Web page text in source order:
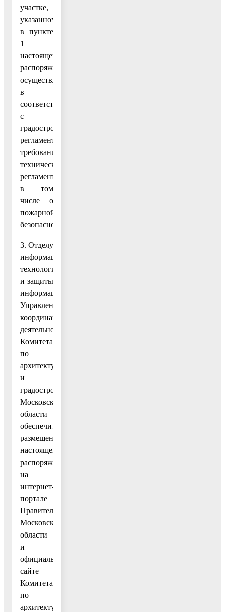
участке,
указанном
в пункте
1
настоящего
распоряжения,
осуществлять
в
соответствии
с
градостроительным
регламентом,
требованиями
технических
регламентов,
в том
числе о
пожарной
безопасности.
3. Отделу
информационных
технологий
и защиты
информации
Управления
координации
деятельности
Комитета
по
архитектуре
и
градостроительству
Московской
области
обеспечить
размещение
настоящего
распоряжения
на
интернет-
портале
Правительства
Московской
области
и
официальном
сайте
Комитета
по
архитектуре